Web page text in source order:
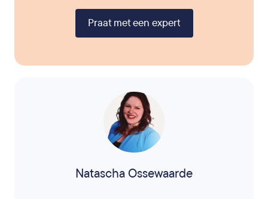
Praat met een expert
Natascha Ossewaarde